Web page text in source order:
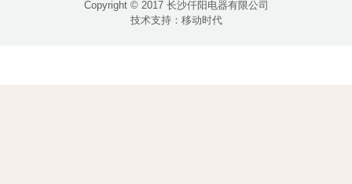
Copyright © 2017 长沙仟阳电器有限公司
技术支持： 移动时代